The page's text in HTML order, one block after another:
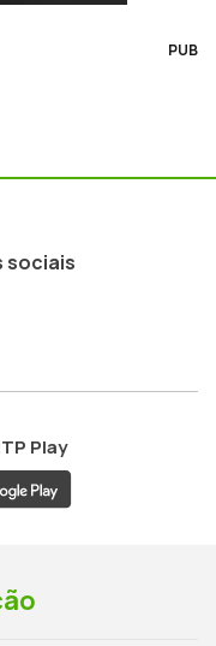
PUB
sociais
Play